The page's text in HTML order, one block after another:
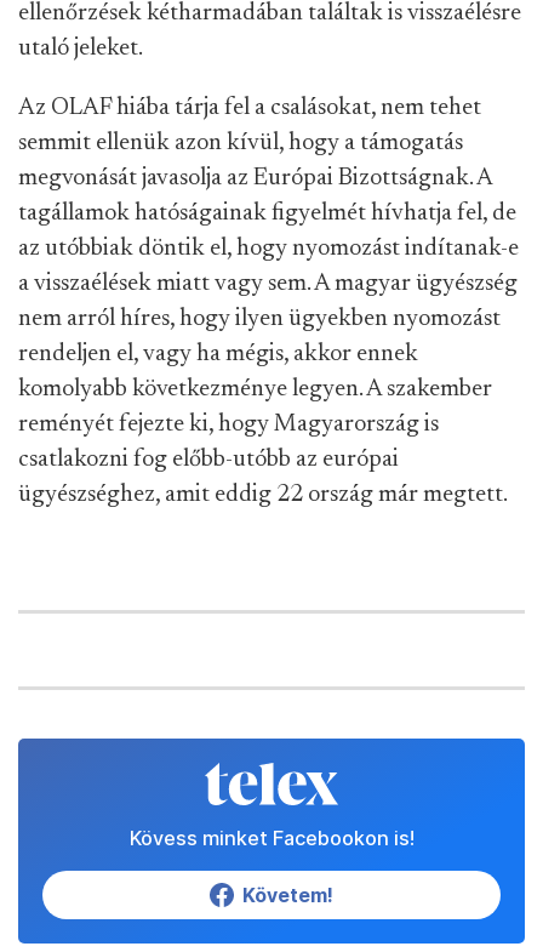
ellenőrzések kétharmadában találtak is visszaélésre
utaló jeleket.
Az OLAF hiába tárja fel a csalásokat, nem tehet
semmit ellenük azon kívül, hogy a támogatás
megvonását javasolja az Európai Bizottságnak. A
tagállamok hatóságainak figyelmét hívhatja fel, de
az utóbbiak döntik el, hogy nyomozást indítanak-e
a visszaélések miatt vagy sem. A magyar ügyészség
nem arról híres, hogy ilyen ügyekben nyomozást
rendeljen el, vagy ha mégis, akkor ennek
komolyabb következménye legyen. A szakember
reményét fejezte ki, hogy Magyarország is
csatlakozni fog előbb-utóbb az európai
ügyészséghez, amit eddig 22 ország már megtett.
Kövess minket Facebookon is!
Követem!